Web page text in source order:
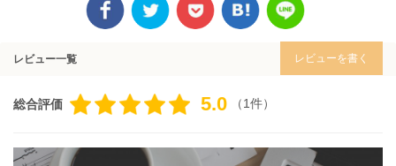
レビュー一覧 レビューを書く
総合評価 5.0 （1件）